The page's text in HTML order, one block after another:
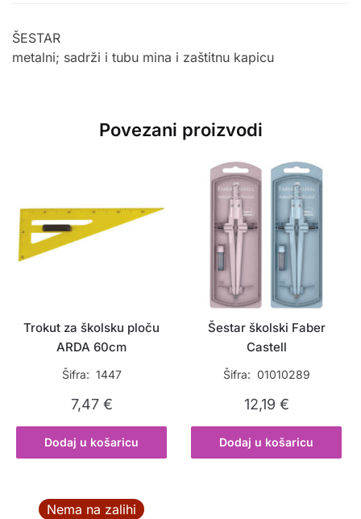
ŠESTAR
metalni; sadrži i tubu mina i zaštitnu kapicu
Povezani proizvodi
Trokut za školsku ploču
ARDA 60cm
Šifra: 1447
7,47 €
Dodaj u košaricu
Šestar školski Faber
Castell
Šifra: 01010289
12,19 €
Dodaj u košaricu
Nema na zalihi